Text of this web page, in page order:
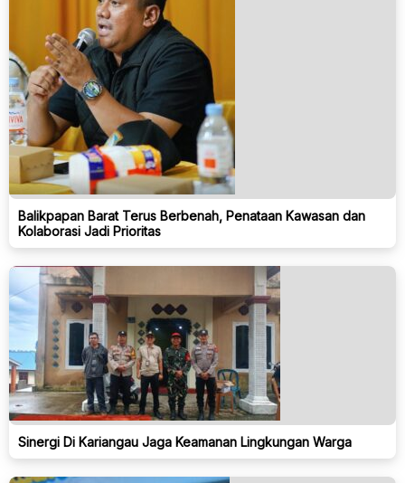
Balikpapan Barat Terus Berbenah, Penataan Kawasan dan
Kolaborasi Jadi Prioritas
Sinergi Di Kariangau Jaga Keamanan Lingkungan Warga